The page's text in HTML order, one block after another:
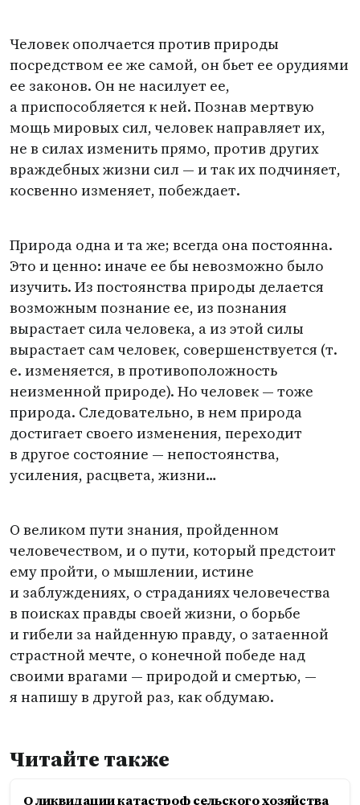
Человек ополчается против природы
посредством ее же самой, он бьет ее орудиями
ее законов. Он не насилует ее,
а приспособляется к ней. Познав мертвую
мощь мировых сил, человек направляет их,
не в силах изменить прямо, против других
враждебных жизни сил — и так их подчиняет,
косвенно изменяет, побеждает.
Природа одна и та же; всегда она постоянна.
Это и ценно: иначе ее бы невозможно было
изучить. Из постоянства природы делается
возможным познание ее, из познания
вырастает сила человека, а из этой силы
вырастает сам человек, совершенствуется (т.
е. изменяется, в противоположность
неизменной природе). Но человек — тоже
природа. Следовательно, в нем природа
достигает своего изменения, переходит
в другое состояние — непостоянства,
усиления, расцвета, жизни…
О великом пути знания, пройденном
человечеством, и о пути, который предстоит
ему пройти, о мышлении, истине
и заблуждениях, о страданиях человечества
в поисках правды своей жизни, о борьбе
и гибели за найденную правду, о затаенной
страстной мечте, о конечной победе над
своими врагами — природой и смертью, —
я напишу в другой раз, как обдумаю.
Читайте также
О ликвидации катастроф сельского хозяйства